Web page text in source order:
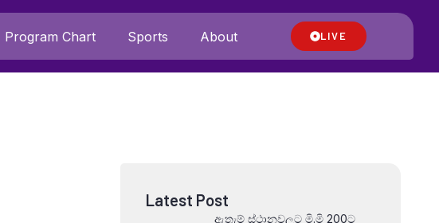
Program Chart Sports About LIVE
Latest Post
ඇතැම් ස්ථානවලට මි.මි 200ට